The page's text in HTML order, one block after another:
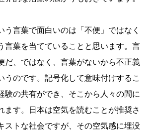
う言葉で面白いのは「不便」ではなく
言葉を当てていることと思います。言
だ、ではなく、言葉がないから不正義
うのです。記号化して意味付けするこ
験の共有ができ、そこから人々の間に
ます。日本は空気を読むことが推奨さ
ストな社会ですが、その空気感に埋没